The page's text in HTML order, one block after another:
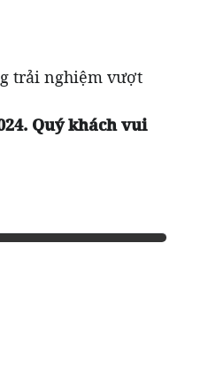
trải nghiệm vượt
Quý khách vui